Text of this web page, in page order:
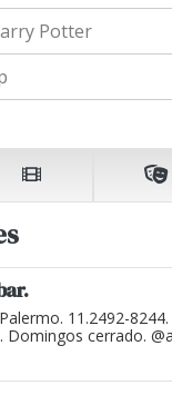
Potter
11.2492-
Domingos cerrado.